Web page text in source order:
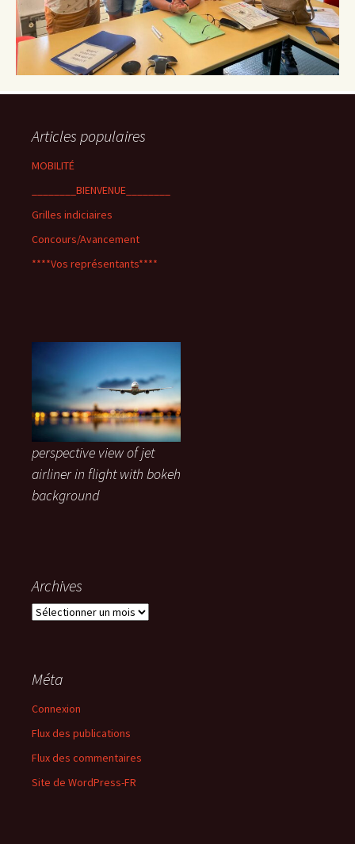
Articles populaires
MOBILITÉ
________BIENVENUE________
Grilles indiciaires
Concours/Avancement
****Vos représentants****
perspective view of jet
airliner in flight with bokeh
background
Archives
Archives
Méta
Connexion
Flux des publications
Flux des commentaires
Site de WordPress-FR